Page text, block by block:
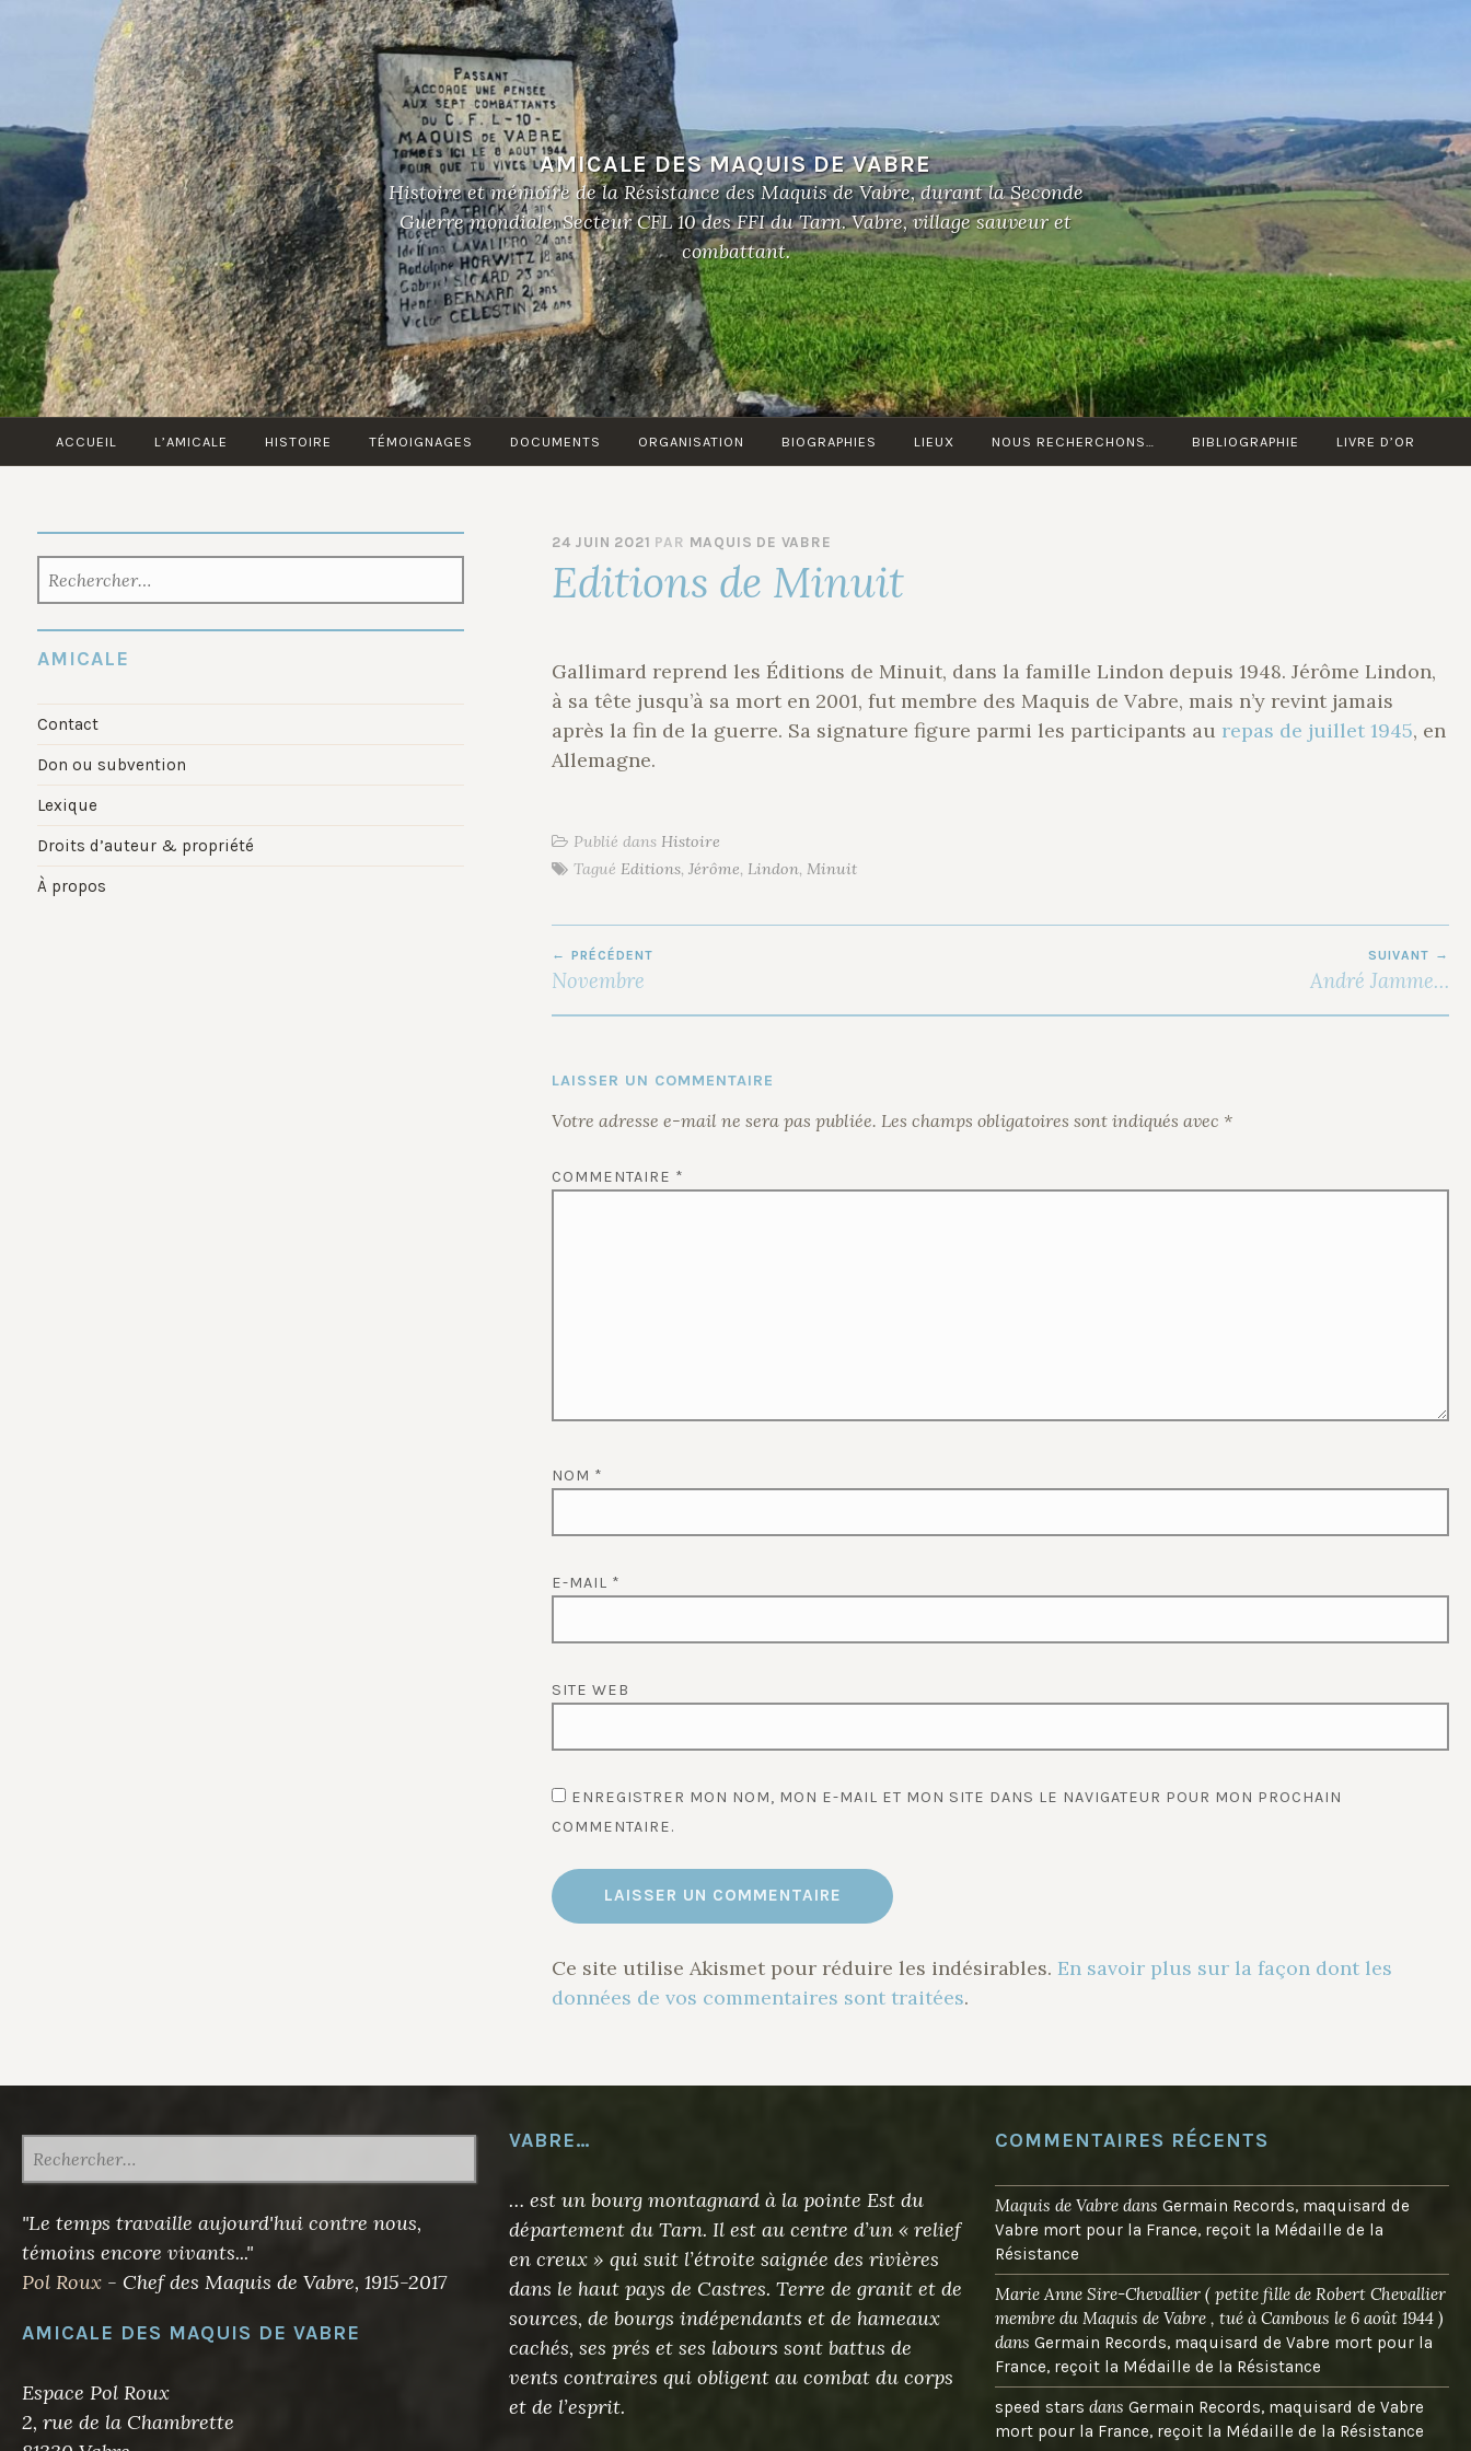
AMICALE DES MAQUIS DE VABRE
Histoire et mémoire de la Résistance des Maquis de Vabre, durant la Seconde
Guerre mondiale. Secteur CFL 10 des FFI du Tarn. Vabre, village sauveur et
combattant.
ACCUEIL L’AMICALE HISTOIRE TÉMOIGNAGES DOCUMENTS ORGANISATION BIOGRAPHIES LIEUX NOUS RECHERCHONS… BIBLIOGRAPHIE LIVRE D’OR
24 JUIN 2021 PAR MAQUIS DE VABRE
Editions de Minuit
Gallimard reprend les Éditions de Minuit, dans la famille Lindon depuis 1948. Jérôme Lindon,
à sa tête jusqu’à sa mort en 2001, fut membre des Maquis de Vabre, mais n’y revint jamais
après la fin de la guerre. Sa signature figure parmi les participants au repas de juillet 1945, en
Allemagne.
Publié dans Histoire
Tagué Editions, Jérôme, Lindon, Minuit
NAVIGATION
DE
L’ARTICLE
PRÉCÉDENT
Novembre
SUIVANT
André Jamme…
LAISSER UN COMMENTAIRE
Votre adresse e-mail ne sera pas publiée. Les champs obligatoires sont indiqués avec *
COMMENTAIRE *
NOM *
E-MAIL *
SITE WEB
ENREGISTRER MON NOM, MON E-MAIL ET MON SITE DANS LE NAVIGATEUR POUR MON PROCHAIN
COMMENTAIRE.
Ce site utilise Akismet pour réduire les indésirables. En savoir plus sur la façon dont les
données de vos commentaires sont traitées.
AMICALE
Contact
Don ou subvention
Lexique
Droits d’auteur & propriété
À propos
"Le temps travaille aujourd'hui contre nous,
témoins encore vivants..."
Pol Roux - Chef des Maquis de Vabre, 1915-2017
AMICALE DES MAQUIS DE VABRE
Espace Pol Roux
2, rue de la Chambrette
VABRE…
… est un bourg montagnard à la pointe Est du
département du Tarn. Il est au centre d’un « relief
en creux » qui suit l’étroite saignée des rivières
dans le haut pays de Castres. Terre de granit et de
sources, de bourgs indépendants et de hameaux
cachés, ses prés et ses labours sont battus de
vents contraires qui obligent au combat du corps
et de l’esprit.
COMMENTAIRES RÉCENTS
Maquis de Vabre dansGermain Records, maquisard de
Vabre mort pour la France, reçoit la Médaille de la
Résistance
Marie Anne Sire-Chevallier ( petite fille de Robert Chevallier
membre du Maquis de Vabre , tué à Cambous le 6 août 1944 )
dansGermain Records, maquisard de Vabre mort pour la
France, reçoit la Médaille de la Résistance
speed stars dansGermain Records, maquisard de Vabre
mort pour la France, reçoit la Médaille de la Résistance